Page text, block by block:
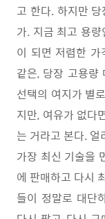
고 한다. 하지만
가. 지금 최고 용
이 되면 저렴한
같은, 당장 고용량
선택의 여지가 별
지만, 여유가 없다
는 거라고 본다. 얼
가장 최신 기술을
에 판매하고 다시
들이 정말로 대단